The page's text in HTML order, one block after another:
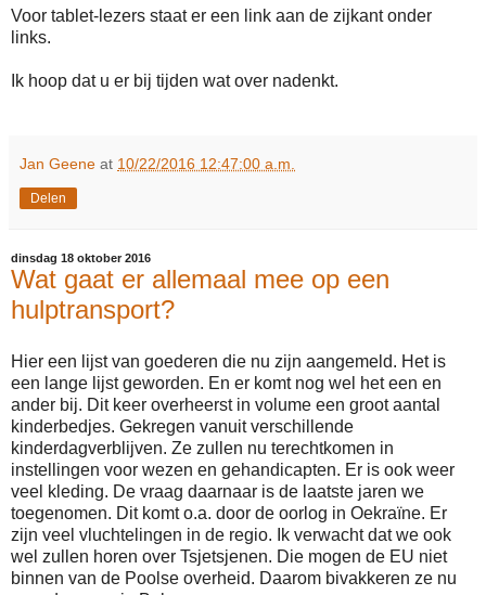
Voor tablet-lezers staat er een link aan de zijkant onder
links.
Ik hoop dat u er bij tijden wat over nadenkt.
Jan Geene at 10/22/2016 12:47:00 a.m.
Delen
dinsdag 18 oktober 2016
Wat gaat er allemaal mee op een
hulptransport?
Hier een lijst van goederen die nu zijn aangemeld. Het is
een lange lijst geworden. En er komt nog wel het een en
ander bij. Dit keer overheerst in volume een groot aantal
kinderbedjes. Gekregen vanuit verschillende
kinderdagverblijven. Ze zullen nu terechtkomen in
instellingen voor wezen en gehandicapten. Er is ook weer
veel kleding. De vraag daarnaar is de laatste jaren we
toegenomen. Dit komt o.a. door de oorlog in Oekraïne. Er
zijn veel vluchtelingen in de regio. Ik verwacht dat we ook
wel zullen horen over Tsjetsjenen. Die mogen de EU niet
binnen van de Poolse overheid. Daarom bivakkeren ze nu